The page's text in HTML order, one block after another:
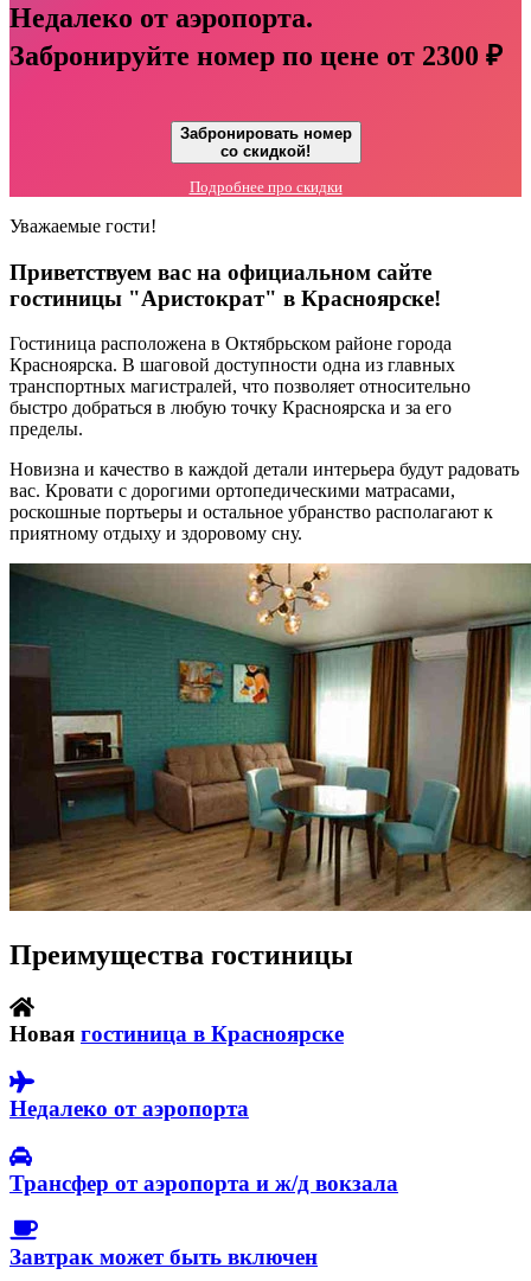
Недалеко от аэропорта.
Забронируйте номер по цене от 2300 ₽
Забронировать номер
со скидкой!
Подробнее про скидки
Уважаемые гости!
Приветствуем вас на официальном сайте
гостиницы "Аристократ" в Красноярске!
Гостиница расположена в Октябрьском районе города
Красноярска. В шаговой доступности одна из главных
транспортных магистралей, что позволяет относительно
быстро добраться в любую точку Красноярска и за его
пределы.
Новизна и качество в каждой детали интерьера будут радовать
вас. Кровати с дорогими ортопедическими матрасами,
роскошные портьеры и остальное убранство располагают к
приятному отдыху и здоровому сну.
Преимущества гостиницы
Новая гостиница в Красноярске
Недалеко от аэропорта
Трансфер от аэропорта и ж/д вокзала
Завтрак может быть включен